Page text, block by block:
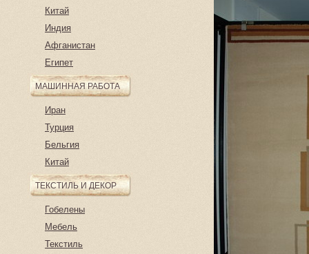
Китай
Индия
Афганистан
Египет
МАШИННАЯ РАБОТА
Иран
Турция
Бельгия
Китай
ТЕКСТИЛЬ И ДЕКОР
Гобелены
Мебель
Текстиль